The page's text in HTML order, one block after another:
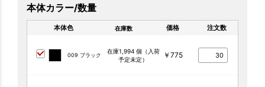
本体カラー/数量
本体色 在庫数 価格 注文数
009 ブラック
在庫1,994 個（入荷
予定未定）
￥775